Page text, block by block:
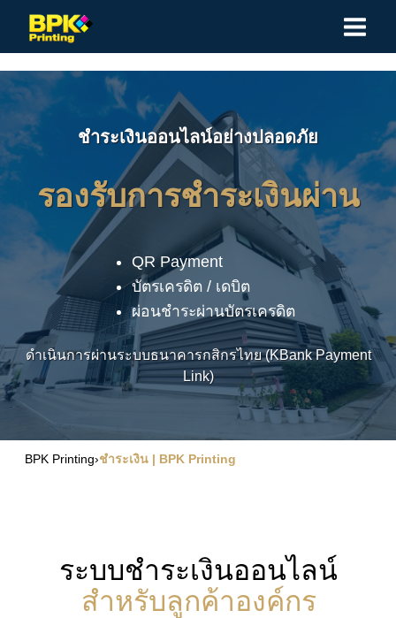
ชำระเงินออนไลน์อย่างปลอดภัย
รองรับการชำระเงินผ่าน
QR Payment
บัตรเครดิต / เดบิต
ผ่อนชำระผ่านบัตรเครดิต
ดำเนินการผ่านระบบธนาคารกสิกรไทย (KBank Payment
Link)
BPK Printing›ชำระเงิน | BPK Printing
ระบบชำระเงินออนไลน์
สำหรับลูกค้าองค์กร